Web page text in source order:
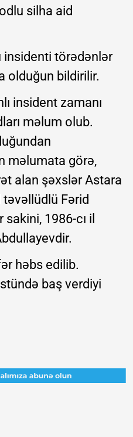
silha aid
insidenti törədənlər
olduğun bildirilir.
insident zamanı
məlum olub.
məlumata görə,
alan şəxslər Astara
Fərid
1986-cı il
həbs edilib.
baş verdiyi